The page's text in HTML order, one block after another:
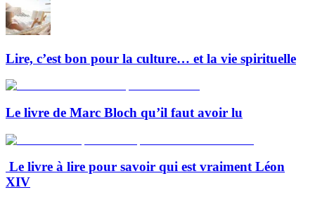
Lire, c’est bon pour la culture… et la vie spirituelle
Le livre de Marc Bloch qu’il faut avoir lu
Le livre à lire pour savoir qui est vraiment Léon
XIV